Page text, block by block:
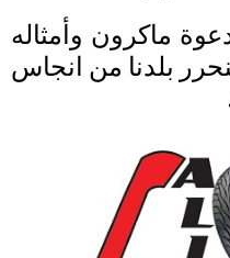
ماكرون وأمثاله
بلدنا من انجاس